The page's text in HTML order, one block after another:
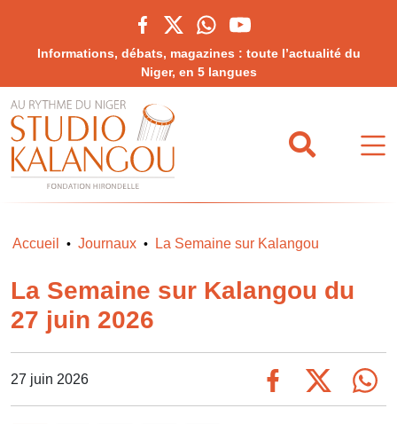
Informations, débats, magazines : toute l’actualité du
Niger, en 5 langues
Accueil • Journaux • La Semaine sur Kalangou
La Semaine sur Kalangou du
27 juin 2026
27 juin 2026